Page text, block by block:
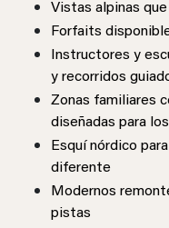
Vistas alpinas
Forfaits
Instructores y
y recorridos
Zonas familiares
diseñadas para
Esquí nórdico
diferente
Modernos
pistas